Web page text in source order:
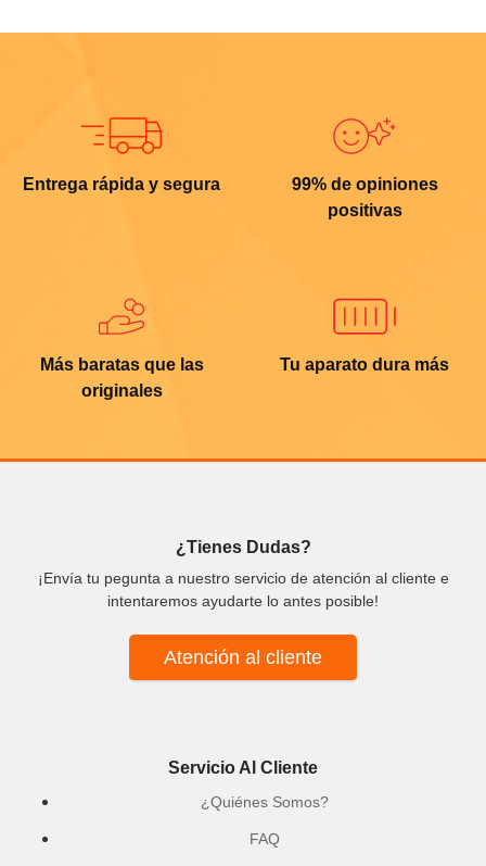
Entrega rápida y segura
99% de opiniones
positivas
Más baratas que las
originales
Tu aparato dura más
¿Tienes Dudas?
¡Envía tu pegunta a nuestro servicio de atención al cliente e
intentaremos ayudarte lo antes posible!
Atención al cliente
Servicio Al Cliente
¿Quiénes Somos?
FAQ